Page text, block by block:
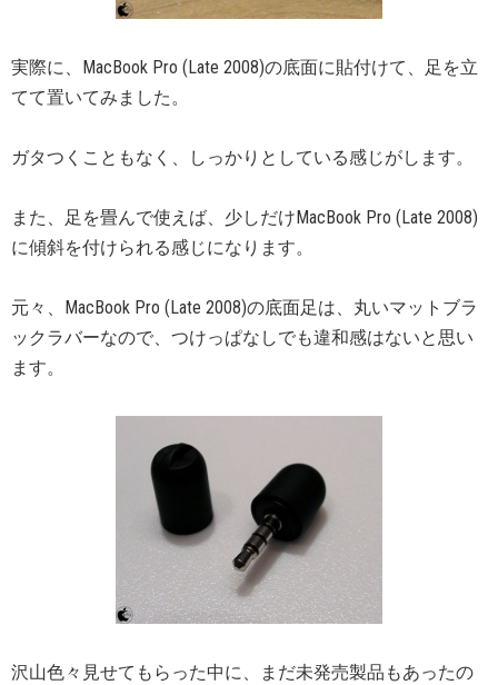
実際に、MacBook Pro (Late 2008)の底面に貼付けて、足を立
てて置いてみました。
ガタつくこともなく、しっかりとしている感じがします。
また、足を畳んで使えば、少しだけMacBook Pro (Late 2008)
に傾斜を付けられる感じになります。
元々、MacBook Pro (Late 2008)の底面足は、丸いマットブラ
ックラバーなので、つけっぱなしでも違和感はないと思い
ます。
沢山色々見せてもらった中に、まだ未発売製品もあったの